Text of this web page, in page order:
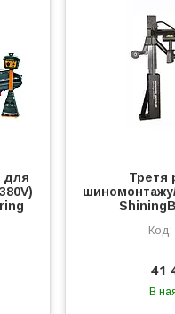
для
Третя
41
В